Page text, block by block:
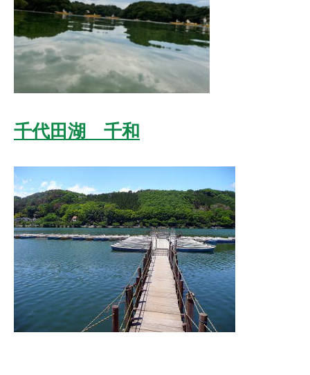
千代田湖 千和